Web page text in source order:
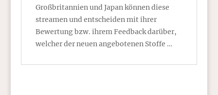
Großbritannien und Japan können diese
streamen und entscheiden mit ihrer
Bewertung bzw. ihrem Feedback darüber,
welcher der neuen angebotenen Stoffe …